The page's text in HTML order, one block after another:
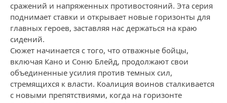
сражений и напряженных противостояний. Эта серия
поднимает ставки и открывает новые горизонты для
главных героев, заставляя нас держаться на краю
сидений.
Сюжет начинается с того, что отважные бойцы,
включая Кано и Соню Блейд, продолжают свои
объединенные усилия против темных сил,
стремящихся к власти. Коалиция воинов сталкивается
с новыми препятствиями, когда на горизонте